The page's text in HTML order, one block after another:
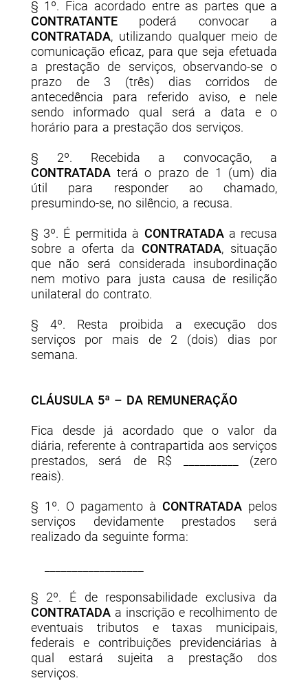
§ 1º. Fica acordado entre as partes que a
CONTRATANTEpoderá convocar a
CONTRATADA, utilizando qualquer meio de
comunicação eficaz, para que seja efetuada
a prestação de serviços, observando-se o
prazo de 3 (três) dias corridos de
antecedência para referido aviso, e nele
sendo informado qual será a data e o
horário para a prestação dos serviços.
§ 2º. Recebida a convocação, a
CONTRATADAterá o prazo de 1 (um) dia
útil para responder ao chamado,
presumindo-se, no silêncio, a recusa.
§ 3º. É permitida à CONTRATADAa recusa
sobre a oferta daCONTRATADA, situação
que não será considerada insubordinação
nem motivo para justa causa de resilição
unilateral do contrato.
§ 4º. Resta proibida a execução dos
serviços por mais de 2 (dois) dias por
semana.
CLÁUSULA 5ª – DA REMUNERAÇÃO
Fica desde já acordado que o valor da
diária, referente à contrapartida aos serviços
prestados, será de R$ __________ (zero
reais).
§ 1º. O pagamento àCONTRATADA pelos
serviços devidamente prestados será
realizado da seguinte forma:
§ 2º. É de responsabilidade exclusiva da
CONTRATADAa inscrição e recolhimento de
eventuais tributos e taxas municipais,
federais e contribuições previdenciárias à
qual estará sujeita a prestação dos
serviços.